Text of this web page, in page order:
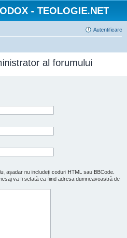
- TEOLOGIE.NET
Autentificare
al forumului
aşadar nu includeţi coduri HTML sau BBCode.
va fi setată ca fiind adresa dumneavoastră de